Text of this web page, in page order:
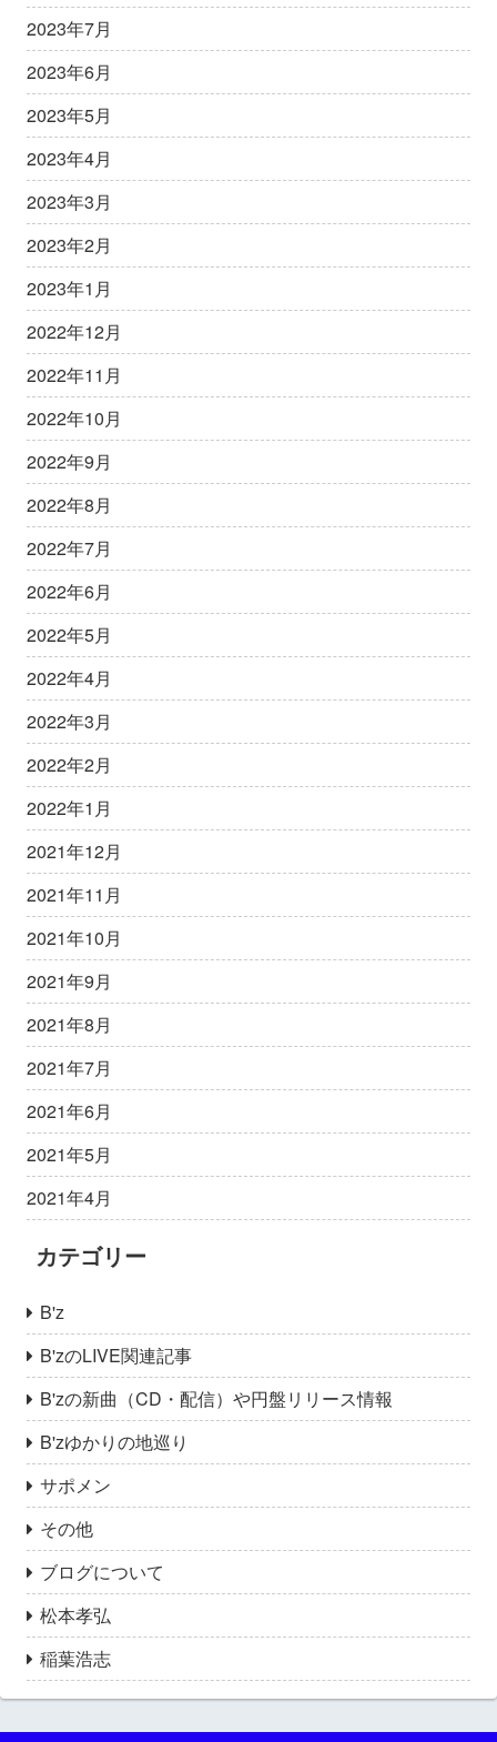
2023年7月
2023年6月
2023年5月
2023年4月
2023年3月
2023年2月
2023年1月
2022年12月
2022年11月
2022年10月
2022年9月
2022年8月
2022年7月
2022年6月
2022年5月
2022年4月
2022年3月
2022年2月
2022年1月
2021年12月
2021年11月
2021年10月
2021年9月
2021年8月
2021年7月
2021年6月
2021年5月
2021年4月
カテゴリー
B'z
B'zのLIVE関連記事
B'zの新曲（CD・配信）や円盤リリース情報
B'zゆかりの地巡り
サポメン
その他
ブログについて
松本孝弘
稲葉浩志